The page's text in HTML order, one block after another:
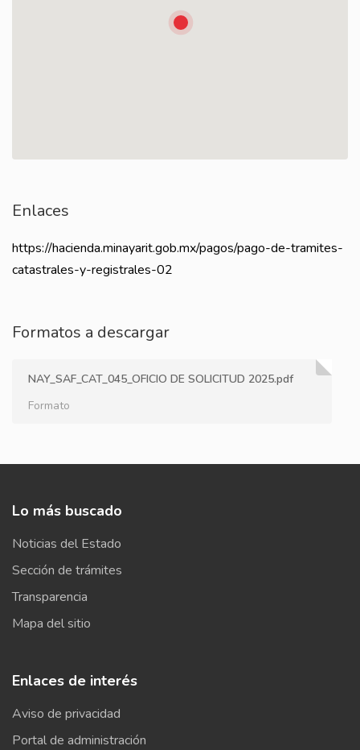
Enlaces
https://hacienda.minayarit.gob.mx/pagos/pago-de-tramites-
catastrales-y-registrales-02
Formatos a descargar
NAY_SAF_CAT_045_OFICIO DE SOLICITUD 2025.pdf
Formato
Lo más buscado
Noticias del Estado
Sección de trámites
Transparencia
Mapa del sitio
Enlaces de interés
Aviso de privacidad
Portal de administración